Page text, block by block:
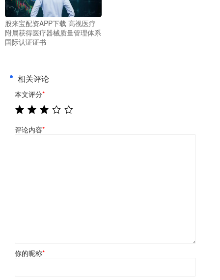
股来宝配资APP下载 高视医疗
附属获得医疗器械质量管理体系
国际认证证书
相关评论
本文评分*
评论内容*
你的昵称*